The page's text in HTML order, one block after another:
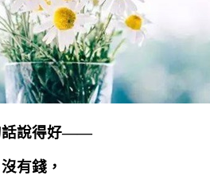
話說得好——
沒有錢，